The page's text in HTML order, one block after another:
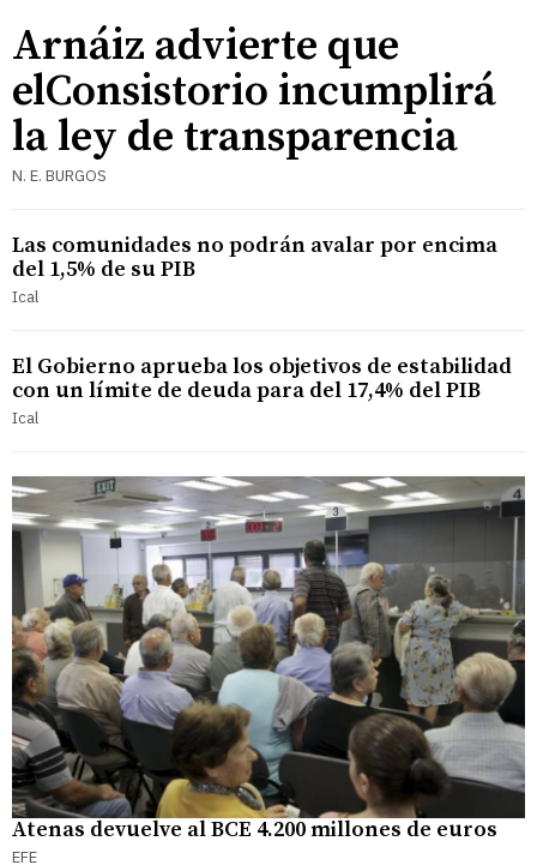
Arnáiz advierte que
elConsistorio incumplirá
la ley de transparencia
N. E. BURGOS
Las comunidades no podrán avalar por encima
del 1,5% de su PIB
Ical
El Gobierno aprueba los objetivos de estabilidad
con un límite de deuda para del 17,4% del PIB
Ical
Atenas devuelve al BCE 4.200 millones de euros
EFE